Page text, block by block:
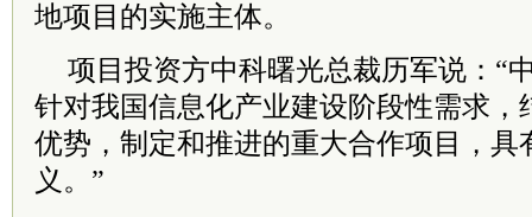
地项目的实施主体。
项目投资方中科曙光总裁历军说：“
针对我国信息化产业建设阶段性需求，
优势，制定和推进的重大合作项目，具
义。”